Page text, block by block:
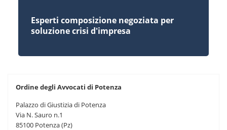
Esperti composizione negoziata per
soluzione crisi d'impresa
Ordine degli Avvocati di Potenza
Palazzo di Giustizia di Potenza
Via N. Sauro n.1
85100 Potenza (Pz)